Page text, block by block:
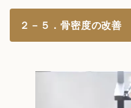
２－５．骨密度の改善